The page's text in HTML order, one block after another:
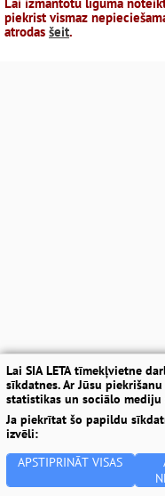
piekrist vismaz
atrodas šeit.
Lai SIA LETA tīmekļvietne
sīkdatnes. Ar Jūsu
statistikas un sociālo mediju
Ja piekrītat šo papildu
izvēli:
APSTIPRINĀT VISAS